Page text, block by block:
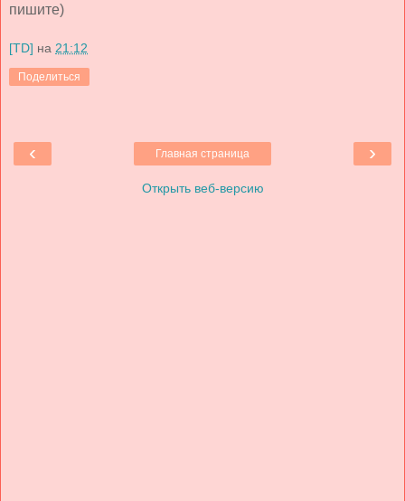
пишите)
[TD] на 21:12
Поделиться
‹ ›
Главная страница
Открыть веб-версию